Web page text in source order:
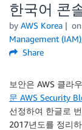
한국어 콘
by AWS Korea on
Management (IAM)
Share
보안은 AWS 클라
문 AWS Security
선정하여 한글로
2017년도를 정리